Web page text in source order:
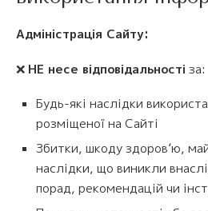
Адміністрація Сайту:
❌ НЕ несе відповідальності за:
Будь-які наслідки
розміщеної на Сайті
Збитки, шкоду здоров’ю,
наслідки, що виникли
порад, рекомендацій чи